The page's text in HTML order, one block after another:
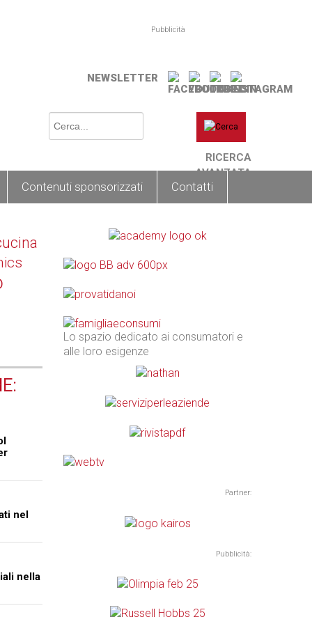
Pubblicità
NEWSLETTER
RICERCA
AVANZATA
Contenuti sponsorizzati Contatti
nel
nella
Lo spazio dedicato ai consumatori e
alle loro esigenze
Partner:
Pubblicità: